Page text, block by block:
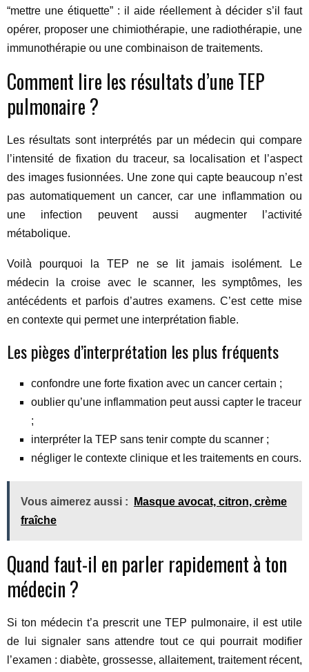
“mettre une étiquette” : il aide réellement à décider s’il faut
opérer, proposer une chimiothérapie, une radiothérapie, une
immunothérapie ou une combinaison de traitements.
Comment lire les résultats d’une TEP
pulmonaire ?
Les résultats sont interprétés par un médecin qui compare
l’intensité de fixation du traceur, sa localisation et l’aspect
des images fusionnées. Une zone qui capte beaucoup n’est
pas automatiquement un cancer, car une inflammation ou
une infection peuvent aussi augmenter l’activité
métabolique.
Voilà pourquoi la TEP ne se lit jamais isolément. Le
médecin la croise avec le scanner, les symptômes, les
antécédents et parfois d’autres examens. C’est cette mise
en contexte qui permet une interprétation fiable.
Les pièges d’interprétation les plus fréquents
confondre une forte fixation avec un cancer certain ;
oublier qu’une inflammation peut aussi capter le traceur
;
interpréter la TEP sans tenir compte du scanner ;
négliger le contexte clinique et les traitements en cours.
Vous aimerez aussi :
Masque avocat, citron, crème
fraîche
Quand faut-il en parler rapidement à ton
médecin ?
Si ton médecin t’a prescrit une TEP pulmonaire, il est utile
de lui signaler sans attendre tout ce qui pourrait modifier
l’examen : diabète, grossesse, allaitement, traitement récent,